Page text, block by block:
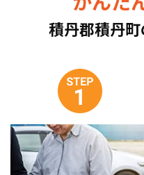
積丹郡積丹